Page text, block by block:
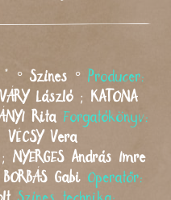
" ° Színes ° Producer:
László ; KATONA
Rita Forgatókönyv:
VÉCSY Vera
; NYERGES András Imre
BORBÁS Gabi Operatőr: